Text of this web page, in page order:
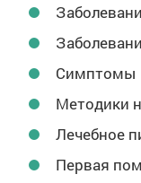
Симптомы
Методики
Лечебное
Первая